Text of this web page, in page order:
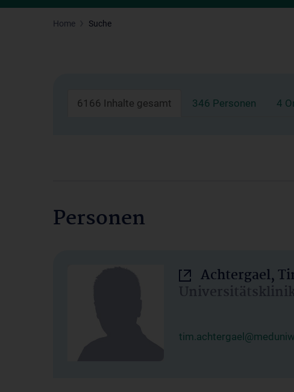
Home Suche
6166 Inhalte gesamt 346 Personen 4
Personen
Achtergael,